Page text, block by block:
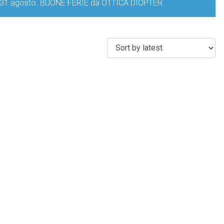
BUONE FERIE da OTTICA DIOPTER